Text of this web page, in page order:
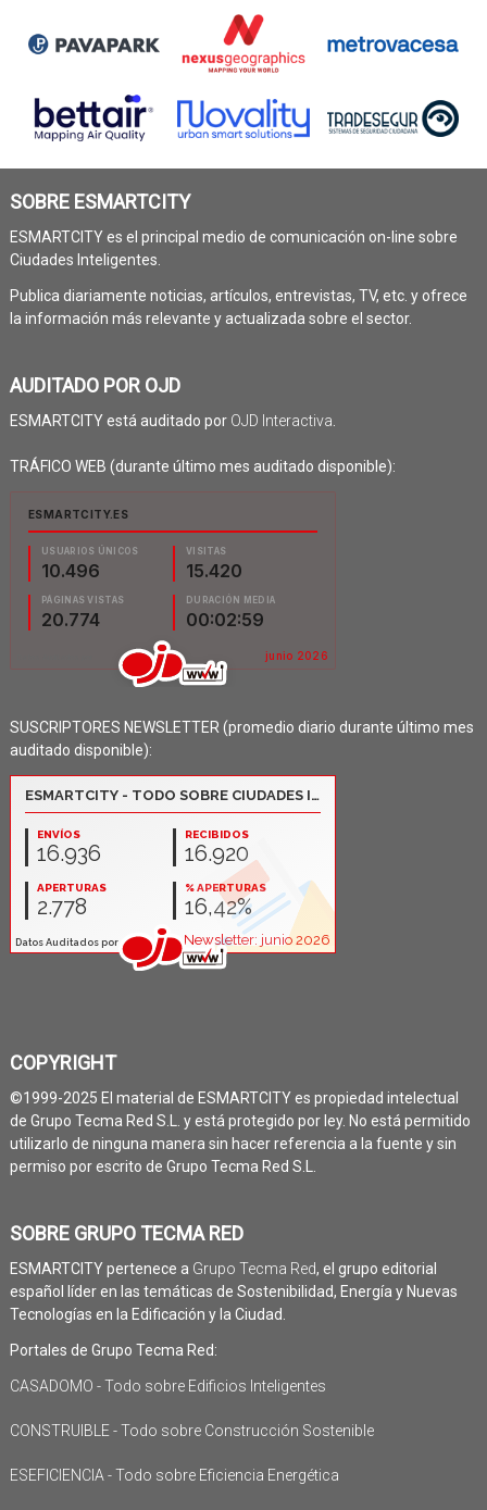
SOBRE ESMARTCITY
ESMARTCITY es el principal medio de comunicación on-line sobre
Ciudades Inteligentes.
Publica diariamente noticias, artículos, entrevistas, TV, etc. y ofrece
la información más relevante y actualizada sobre el sector.
AUDITADO POR OJD
ESMARTCITY está auditado por OJD Interactiva
TRÁFICO WEB (durante último mes auditado disponible):
SUSCRIPTORES NEWSLETTER (promedio diario durante último mes
auditado disponible):
COPYRIGHT
©1999-2025 El material de ESMARTCITY es propiedad intelectual
de Grupo Tecma Red S.L. y está protegido por ley. No está permitido
utilizarlo de ninguna manera sin hacer referencia a la fuente y sin
permiso por escrito de Grupo Tecma Red S.L.
SOBRE GRUPO TECMA RED
ESMARTCITY pertenece a Grupo Tecma Red, el grupo editorial
español líder en las temáticas de Sostenibilidad, Energía y Nuevas
Tecnologías en la Edificación y la Ciudad.
Portales de Grupo Tecma Red:
CASADOMO - Todo sobre Edificios Inteligentes
CONSTRUIBLE - Todo sobre Construcción Sostenible
ESEFICIENCIA - Todo sobre Eficiencia Energética